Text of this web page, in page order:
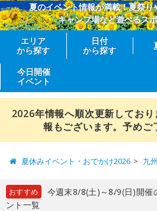
夏のイベント情報が満載！夏祭
キャンプ場など遊べるス
エリア
から探す
日付
から探す
今日開催
イベント
2026年情報へ順次更新してお
報もございます。予めご
夏休みイベント・おでかけ2026 九
おすすめ
今週末8/8(土)～8/9(日)開催
ント一覧